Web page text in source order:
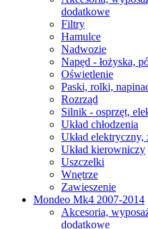
dodatkowe
Filtry
Hamulce
Nadwozie
Napęd - łożyska,
Oświetlenie
Paski, rolki,
Rozrząd
Silnik - osprzęt,
Układ chłodzenia
Układ elektryczny,
Układ kierowniczy
Uszczelki
Wnętrze
Zawieszenie
Mondeo Mk4 2007-2014
Akcesoria,
dodatkowe